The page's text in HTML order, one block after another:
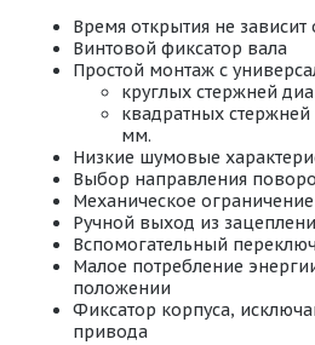
Время открытия не зависит
Винтовой фиксатор вала
Простой монтаж с
круглых стержней
квадратных
мм.
Низкие шумовые
Выбор направления
Механическое
Ручной выход из
Вспомогательный
Малое потребление
положении
Фиксатор корпуса,
привода